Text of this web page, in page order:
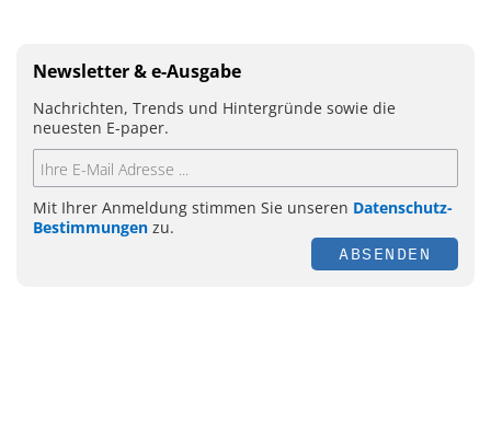
Newsletter & e-Ausgabe
Nachrichten, Trends und Hintergründe sowie die
neuesten E-paper.
Mit Ihrer Anmeldung stimmen Sie unseren Datenschutz-
Bestimmungen zu.
ABSENDEN